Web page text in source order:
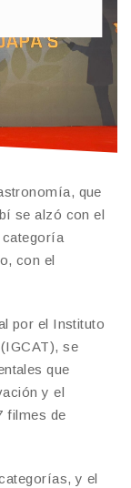
que
se alzó con el
categoría
con el
por el Instituto
se
que
y el
filmes de
y el